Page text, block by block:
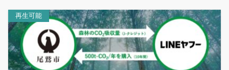
再生可能